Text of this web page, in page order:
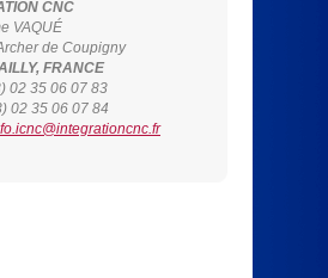
CNC
VAQUÉ
de Coupigny
FRANCE
02 35 06 07 83
02 35 06 07 84